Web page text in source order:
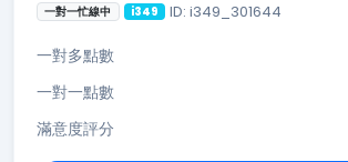
一對一忙線中 i349 ID: i349_301644
一對多點數
一對一點數
滿意度評分